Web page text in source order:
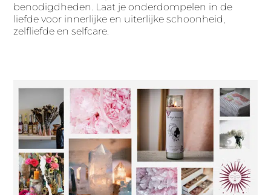
benodigdheden. Laat je onderdompelen in de
liefde voor innerlijke en uiterlijke schoonheid,
zelfliefde en selfcare.